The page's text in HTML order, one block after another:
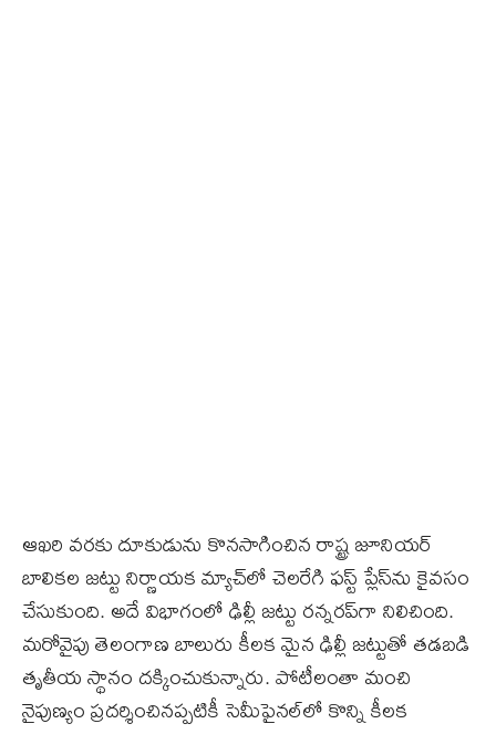
ఆఖరి వరకు దూకుడును కొనసాగించిన రాష్ట్ర జూనియర్‌
బాలికల జట్టు నిర్ణాయక మ్యాచ్‌లో చెలరేగి ఫస్ట్‌ ప్లేస్‌ను కైవసం
చేసుకుంది. అదే విభాగంలో ఢిల్లీ జట్టు రన్నరప్‌గా నిలిచింది.
మరోవైపు తెలంగాణ బాలురు కీలక మైన ఢిల్లీ జట్టుతో తడబడి
తృతీయ స్థానం దక్కించుకున్నారు. పోటీలంతా మంచి
నైపుణ్యం ప్రదర్శించినప్పటికీ సెమీఫైనల్‌లో కొన్ని కీలక